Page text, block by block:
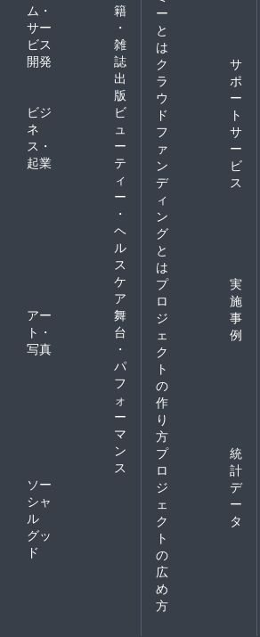
ム・
サー
ビス
開発
籍
・
雑
誌
出
版
ビジ
ネ
ス・
起業
ビ
ュ
ー
テ
ィ
ー
・
ヘ
ル
ス
ケ
ア
アー
ト・
写真
舞
台
・
パ
フ
ォ
ー
マ
ン
ス
ソー
シャ
ル
グッ
ド
ー
と
は
ク
ラ
ウ
ド
フ
ァ
ン
デ
ィ
ン
グ
と
は
サ
ポ
ー
ト
サ
ー
ビ
ス
プ
ロ
ジ
ェ
ク
ト
の
作
り
方
実
施
事
例
プ
ロ
ジ
ェ
ク
ト
の
広
め
方
統
計
デ
ー
タ